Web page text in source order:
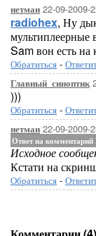
нетман 22-09-2009-
radiohex, Ну
мультиплеерные
Sam вон есть на
Обратиться -
Главный_синоптик
)))
Обратиться -
нетман 22-09-2009-
Ответ на
Исходное
Кстати на
Обратиться -